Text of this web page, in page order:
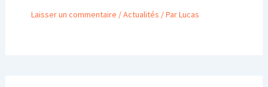
Laisser un commentaire /Actualités / ParLucas